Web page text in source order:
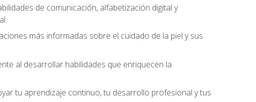
de comunicación, alfabetización digital y
más informadas sobre el cuidado de la piel y sus
al desarrollar habilidades que enriquecen la
tu aprendizaje continuo, tu desarrollo profesional y tus